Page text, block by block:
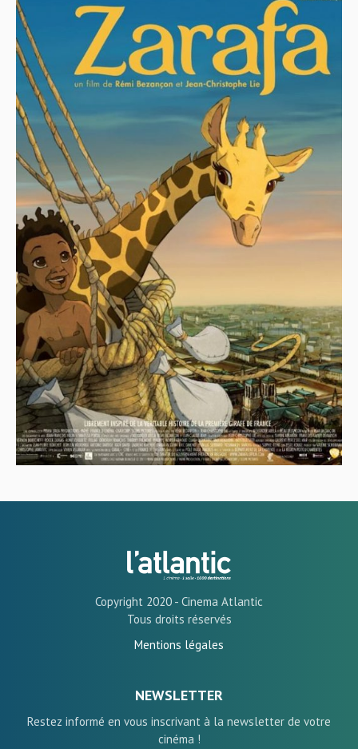
Copyright 2020 - Cinema Atlantic
Tous droits réservés
Mentions légales
NEWSLETTER
Restez informé en vous inscrivant à la newsletter de votre
cinéma !